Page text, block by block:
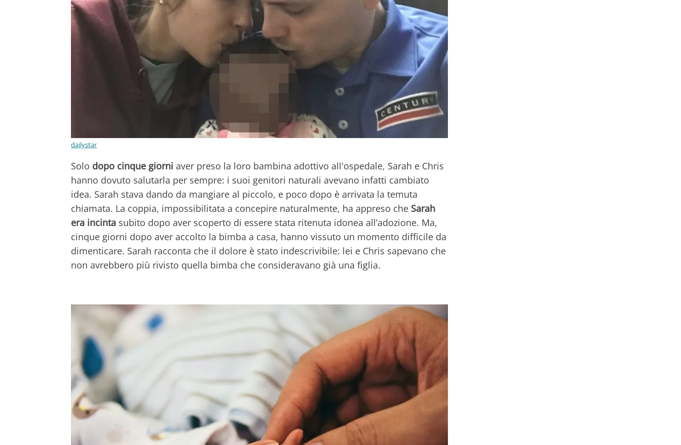
dailystar
Solo dopo cinque giorni aver preso la loro bambina adottivo all'ospedale, Sarah e Chris
hanno dovuto salutarla per sempre: i suoi genitori naturali avevano infatti cambiato
idea. Sarah stava dando da mangiare al piccolo, e poco dopo è arrivata la temuta
chiamata. La coppia, impossibilitata a concepire naturalmente, ha appreso che Sarah
era incinta subito dopo aver scoperto di essere stata ritenuta idonea all’adozione. Ma,
cinque giorni dopo aver accolto la bimba a casa, hanno vissuto un momento difficile da
dimenticare. Sarah racconta che il dolore è stato indescrivibile: lei e Chris sapevano che
non avrebbero più rivisto quella bimba che consideravano già una figlia.